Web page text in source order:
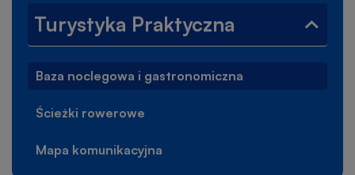
Turystyka Praktyczna
Zwiń
menu
Baza noclegowa i gastronomiczna
Ścieżki rowerowe
Mapa komunikacyjna